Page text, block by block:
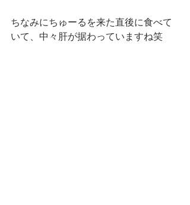
ちなみにちゅーるを来た直後に食べて
いて、中々肝が据わっていますね笑